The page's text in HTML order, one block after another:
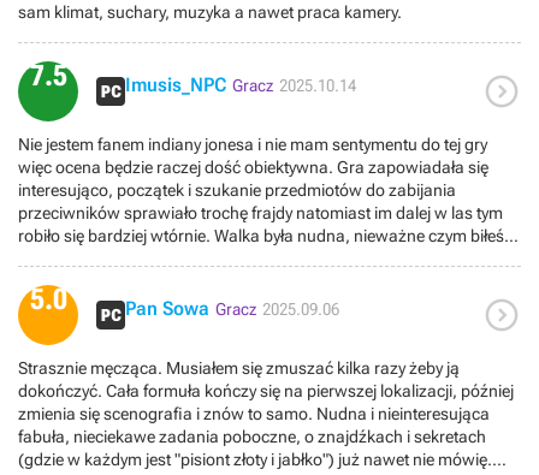
sam klimat, suchary, muzyka a nawet praca kamery.
7.5 Imusis_NPC Gracz 2025.10.14 
Nie jestem fanem indiany jonesa i nie mam sentymentu do tej gry
więc ocena będzie raczej dość obiektywna. Gra zapowiadała się
interesująco, początek i szukanie przedmiotów do zabijania
przeciwników sprawiało trochę frajdy natomiast im dalej w las tym
robiło się bardziej wtórnie. Walka była nudna, nieważne czym biłeś
byle czym bo inaczej zleci się zaraz 30 przeciwników i z racji staminy,
toporności strzelania i walki wręcz i tak trzeba by było zaczynać grę
od nowa. Nacisk większy na stealth niż ostatnie asasyny, sporo
zapychaczy znajdziek i questów pobocznych bez większej głębi.
Jedyny który zapamiętałem to w watykanie z poza tym w połowie gry
uznałem że nie ma sensu doszukiwać się więcej questów bo gra
zwyczajnie zaczęła mnie nudzić. Koncówka dość mocno
rozciągnięta. Na minus walka, wymuszone skradanie, przynudzanie
w fabule która jest troche kiepsko poprowadzona. Na plus
5.0 Pan Sowa Gracz 2025.09.06 
Strasznie męcząca. Musiałem się zmuszać kilka razy żeby ją
dokończyć. Cała formuła kończy się na pierwszej lokalizacji, później
zmienia się scenografia i znów to samo. Nudna i nieinteresująca
fabuła, nieciekawe zadania poboczne, o znajdźkach i sekretach
(gdzie w każdym jest "pisiont złoty i jabłko") już nawet nie mówię.